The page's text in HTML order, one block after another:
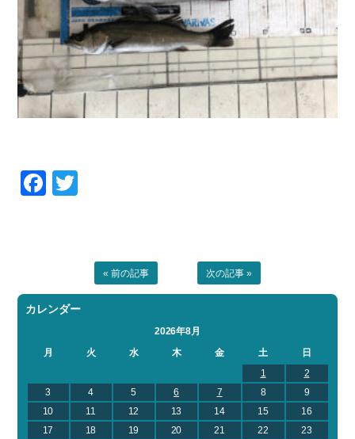
Facebook
« 前の記事 次の記事 »
カレンダー
2026年8月
月
火 水 木 金 土
日
1
2
3
4 5 6 7 8
9
10
11 12 13 14 15
16
17
18 19 20 21 22
23